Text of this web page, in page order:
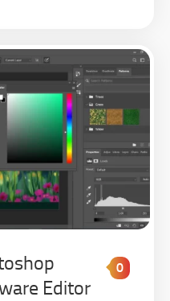
Editor
0